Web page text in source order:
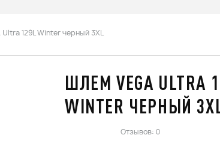
Ultra 129L Winter черный 3XL
ШЛЕМ VEGA ULTRA
WINTER ЧЕРНЫЙ
Отзывов: 0